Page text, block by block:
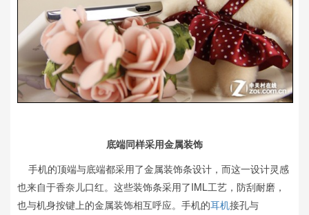
底端同样采用金属装饰
手机的顶端与底端都采用了金属装饰条设计，而这一设计灵感
也来自于香奈儿口红。这些装饰条采用了IML工艺，防刮耐磨，
也与机身按键上的金属装饰相互呼应。手机的耳机接孔与